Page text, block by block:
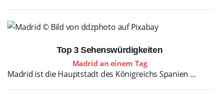
Top 3 Sehenswürdigkeiten
Madrid an einem Tag
Madrid ist die Hauptstadt des Königreichs Spanien ...